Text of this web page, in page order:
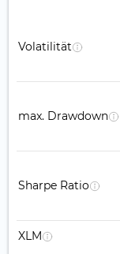
Volatilität
max. Drawdown
Sharpe Ratio
XLM